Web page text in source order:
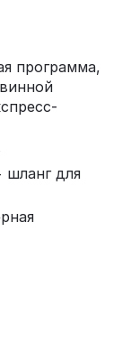
программа,
шланг для